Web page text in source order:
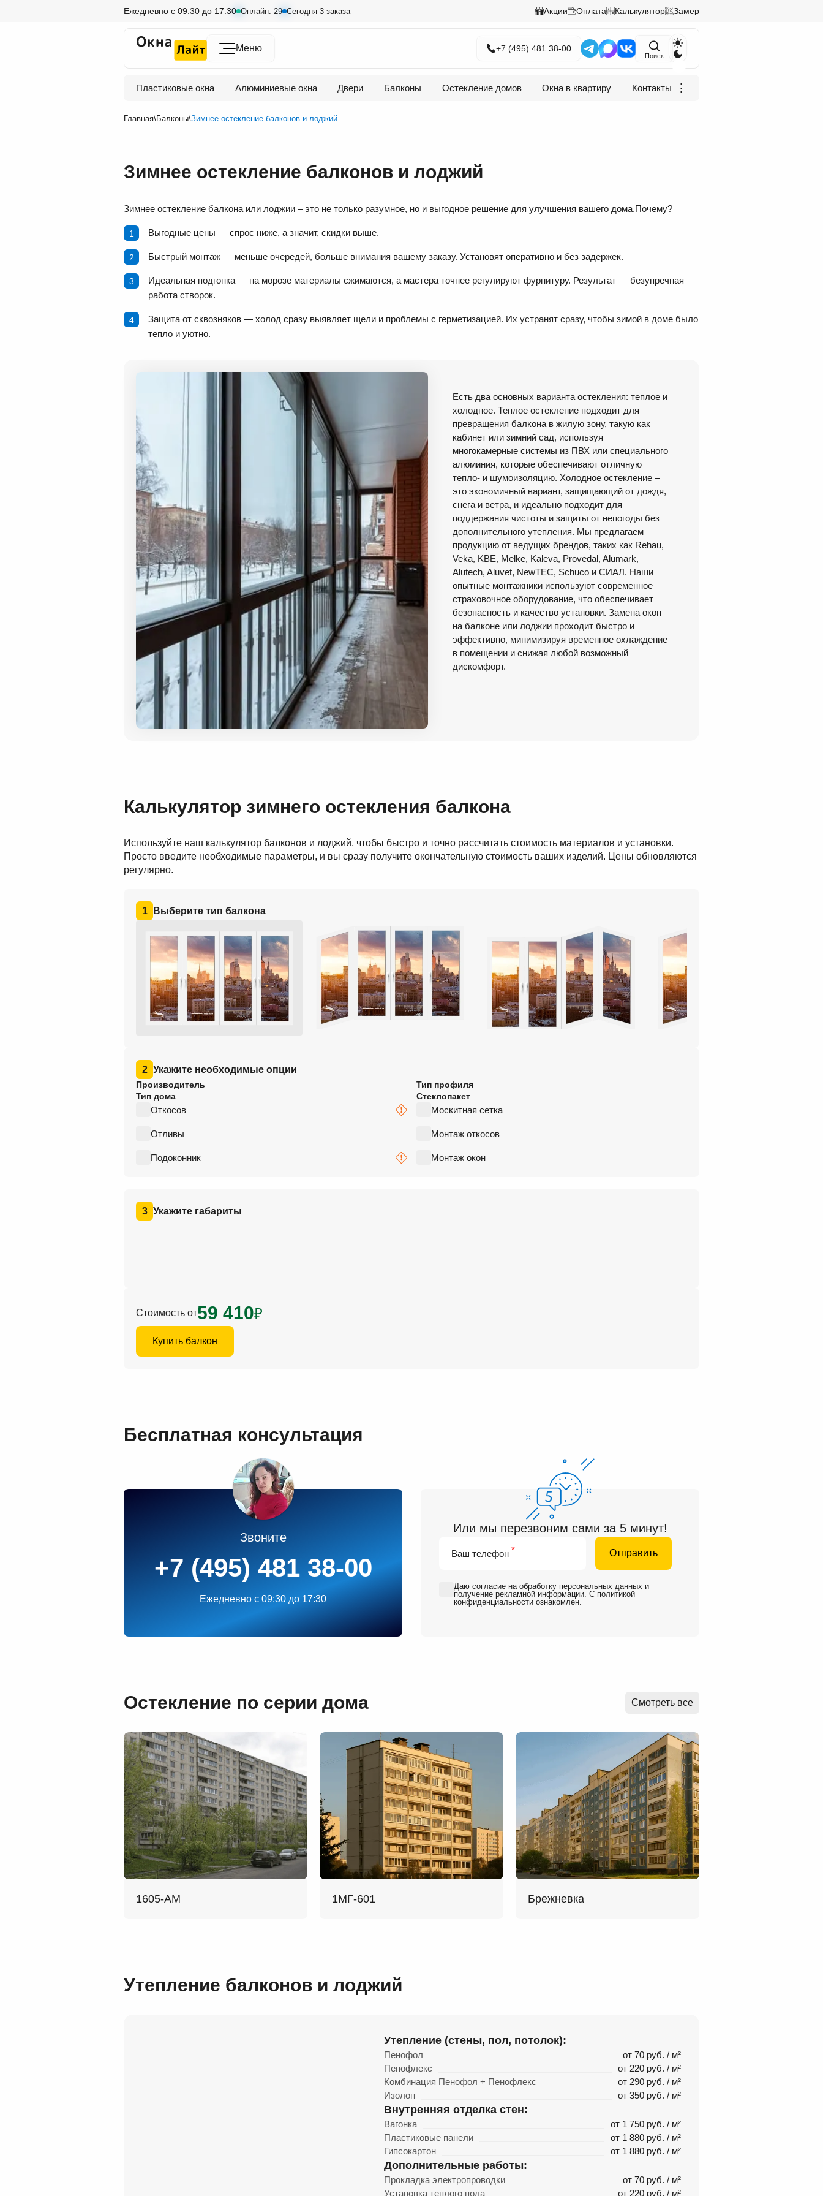
Ежедневно c 09:30 до 17:30 Онлайн: 29 Сегодня 3 заказа Акции Оплата Калькулятор Замер
Меню +7 (495) 481 38-00
Поиск
Пластиковые окна Алюминиевые окна Двери Балконы Остекление домов Окна в квартиру Контакты ⋮
Главная\Балконы\Зимнее остекление балконов и лоджий
Зимнее остекление балконов и лоджий
Зимнее остекление балкона или лоджии – это не только разумное, но и выгодное решение для улучшения вашего дома.Почему?
Выгодные цены — спрос ниже, а значит, скидки выше.
Быстрый монтаж — меньше очередей, больше внимания вашему заказу. Установят оперативно и без задержек.
Идеальная подгонка — на морозе материалы сжимаются, а мастера точнее регулируют фурнитуру. Результат — безупречная
работа створок.
Защита от сквозняков — холод сразу выявляет щели и проблемы с герметизацией. Их устранят сразу, чтобы зимой в доме было
тепло и уютно.
Есть два основных варианта остекления: теплое и
холодное. Теплое остекление подходит для
превращения балкона в жилую зону, такую как
кабинет или зимний сад, используя
многокамерные системы из ПВХ или специального
алюминия, которые обеспечивают отличную
тепло- и шумоизоляцию. Холодное остекление –
это экономичный вариант, защищающий от дождя,
снега и ветра, и идеально подходит для
поддержания чистоты и защиты от непогоды без
дополнительного утепления. Мы предлагаем
продукцию от ведущих брендов, таких как Rehau,
Veka, KBE, Melke, Kaleva, Provedal, Alumark,
Alutech, Aluvet, NewTEC, Schuco и СИАЛ. Наши
опытные монтажники используют современное
страховочное оборудование, что обеспечивает
безопасность и качество установки. Замена окон
на балконе или лоджии проходит быстро и
эффективно, минимизируя временное охлаждение
в помещении и снижая любой возможный
дискомфорт.
Калькулятор зимнего остекления балкона
Используйте наш калькулятор балконов и лоджий, чтобы быстро и точно рассчитать стоимость материалов и установки.
Просто введите необходимые параметры, и вы сразу получите окончательную стоимость ваших изделий. Цены обновляются
регулярно.
1 Выберите тип балкона
2 Укажите необходимые опции
Производитель
Тип профиля
Тип дома
Стеклопакет
Откосов Москитная сетка
Отливы Монтаж откосов
Подоконник Монтаж окон
3 Укажите габариты
Стоимость от59 410₽
Купить балкон
Бесплатная консультация
Звоните
+7 (495) 481 38-00
Ежедневно c 09:30 до 17:30
Или мы перезвоним сами за 5 минут!
Ваш телефон * Отправить
Даю согласие на обработку персональных данных и
получение рекламной информации. С политикой
конфиденциальности ознакомлен.
Остекление по серии дома Смотреть все
1605-АМ 1МГ-601 Брежневка
Утепление балконов и лоджий
Утепление (стены, пол, потолок):
Пенофол
от 70 руб. / м²
Пенофлекс
от 220 руб. / м²
Комбинация Пенофол + Пенофлекс
от 290 руб. / м²
Изолон
от 350 руб. / м²
Внутренняя отделка стен:
Вагонка
от 1 750 руб. / м²
Пластиковые панели
от 1 880 руб. / м²
Гипсокартон
от 1 880 руб. / м²
Дополнительные работы:
Прокладка электропроводки
от 70 руб. / м²
Установка теплого пола
от 220 руб. / м²